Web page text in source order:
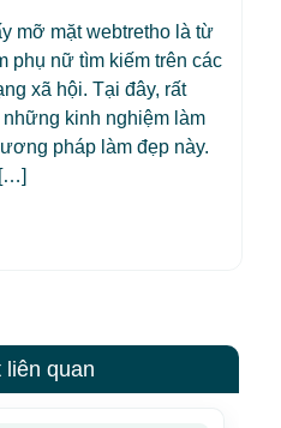
mỡ mặt webtretho là từ
phụ nữ tìm kiếm trên các
xã hội. Tại đây, rất
kinh nghiệm làm
pháp làm đẹp này.
liên quan